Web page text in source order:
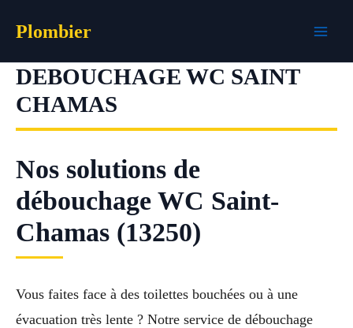
Plombier
DEBOUCHAGE WC SAINT
CHAMAS
Nos solutions de
débouchage WC Saint-
Chamas (13250)
Vous faites face à des toilettes bouchées ou à une
évacuation très lente ? Notre service de débouchage